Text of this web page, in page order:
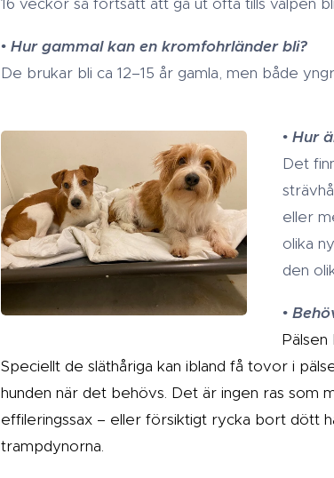
• Hur gammal kan en kromfohrländer bli?
De brukar bli ca 12–15 år gamla, men både
• Hur
Det
eller
olika
den
•
Speciellt de släthåriga kan ibland få tovor i
hunden när det behövs. Det är ingen ras som
effileringssax – eller försiktigt rycka bort dött
trampdynorna.